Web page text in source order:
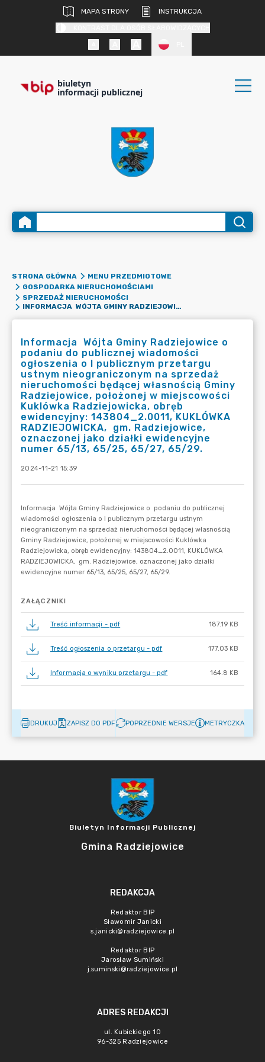
MAPA STRONY
INSTRUKCJA
biuletyn
informacji publicznej
STRONA GŁÓWNA
MENU PRZEDMIOTOWE
GOSPODARKA NIERUCHOMOŚCIAMI
SPRZEDAŻ NIERUCHOMOŚCI
INFORMACJA WÓJTA GMINY RADZIEJOWICE O PODANIU DO PUBLICZNEJ WIADOMOŚCI OGŁOSZENIA O I PUBLICZNYM PRZETARGU USTNYM NIEOGRANICZONYM NA SPRZEDAŻ NIERUCHOMOŚCI BĘDĄCEJ WŁASNOŚCIĄ GMINY RADZIEJOWICE, POŁOŻONEJ W MIEJSCOWOŚCI KUKLÓWKA RADZIEJOWICKA, OBRĘB EWIDENCYJNY: 143804_2.0011, KUKLÓWKA RADZIEJOWICKA, GM. RADZIEJOWICE, OZNACZONEJ JAKO DZIAŁKI EWIDENCYJNE NUMER 65/13, 65/25, 65/27, 65/29.
Informacja Wójta Gminy Radziejowice o
podaniu do publicznej wiadomości
ogłoszenia o I publicznym przetargu
ustnym nieograniczonym na sprzedaż
nieruchomości będącej własnością Gminy
Radziejowice, położonej w miejscowości
Kuklówka Radziejowicka, obręb
ewidencyjny: 143804_2.0011, KUKLÓWKA
RADZIEJOWICKA, gm. Radziejowice,
oznaczonej jako działki ewidencyjne
numer 65/13, 65/25, 65/27, 65/29.
2024-11-21 15:39
ZAŁĄCZNIKI
Treść informacji - pdf 187.19 KB
Treść ogłoszenia o przetargu - pdf 177.03 KB
Informacja o wyniku przetargu - pdf 164.8 KB
DRUKUJ ZAPISZ DO PDF POPRZEDNIE WERSJE METRYCZKA
Biuletyn Informacji Publicznej
Gmina Radziejowice
REDAKCJA
Redaktor BIP
Sławomir Janicki
s.janicki@radziejowice.pl
Redaktor BIP
Jarosław Sumiński
j.suminski@radziejowice.pl
ADRES REDAKCJI
ul. Kubickiego 10
96-325 Radziejowice